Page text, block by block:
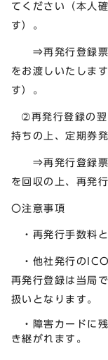
てください（本人
す）。
⇒再発行登録票（
をお渡しいたしま
す）。
➁再発行登録の翌
持ちの上、定期券
⇒再発行登録票（
を回収の上、再発
〇注意事項
・再発行手数料
・他社発行の
再発行登録は当局
扱いとなります。
・障害カードに残
き継がれます。